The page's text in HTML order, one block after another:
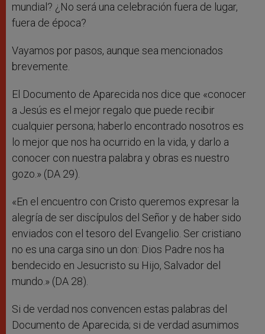
mundial? ¿No será una celebración fuera de lugar,
fuera de época?
Vayamos por pasos, aunque sea mencionados
brevemente.
El Documento de Aparecida nos dice que «conocer
a Jesús es el mejor regalo que puede recibir
cualquier persona; haberlo encontrado nosotros es
lo mejor que nos ha ocurrido en la vida, y darlo a
conocer con nuestra palabra y obras es nuestro
gozo.» (DA 29).
«En el encuentro con Cristo queremos expresar la
alegría de ser discípulos del Señor y de haber sido
enviados con el tesoro del Evangelio. Ser cristiano
no es una carga sino un don: Dios Padre nos ha
bendecido en Jesucristo su Hijo, Salvador del
mundo.» (DA 28).
Si de verdad nos convencen estas palabras del
Documento de Aparecida; si de verdad asumimos